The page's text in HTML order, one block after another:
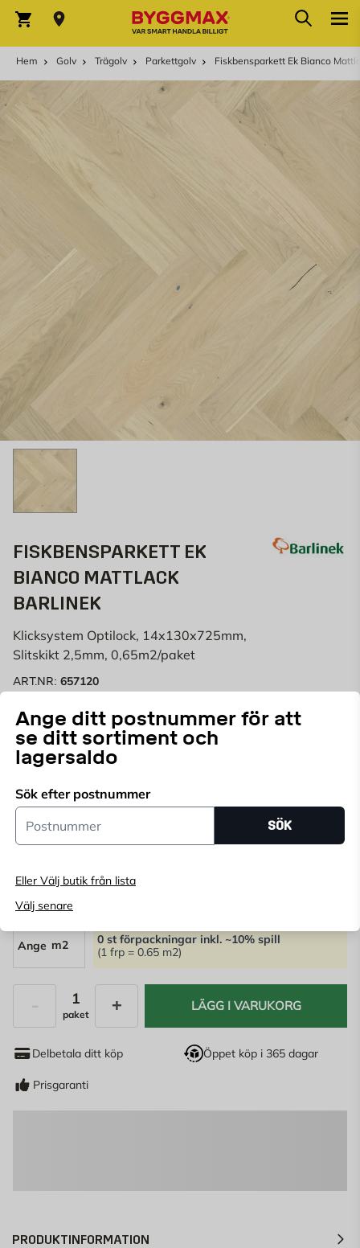
Ange ditt postnummer för att
se ditt sortiment och
lagersaldo
Sök efter postnummer
Postnummer
SÖK
Eller Välj butik från lista
Välj senare
Varukorg Sök
Hem Golv Trägolv Parkettgolv Fiskbensparkett Ek Bianco
FISKBENSPARKETT EK
BIANCO MATTLACK
BARLINEK
Klicksystem Optilock, 14x130x725mm,
Slitskikt 2,5mm, 0,65m2/paket
ART.NR: 657120
Fiskbensparkett Ek Bianco är ett ekgolv i varm ton och
nyans från golvtillverkaren Barlinek. Golvet är
ytbehandlat med vit mattlack.
Läs mer
Endast online
Angepostnummer för att se lagerstatus
486,85 kr/paket
749
m2 0 st förpackningar inkl. ~10% spill
(1 frp = 0.65 m2)
paket
LÄGG I VARUKORG
Delbetala ditt köp Öppet köp i 365 dagar
Prisgaranti
PRODUKTINFORMATION